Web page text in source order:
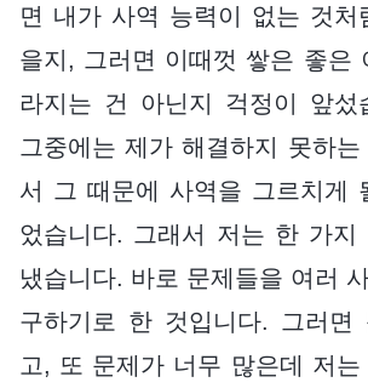
면 내가 사역 능력이 없는 것처
을지, 그러면 이때껏 쌓은 좋은
라지는 건 아닌지 걱정이 앞섰
그중에는 제가 해결하지 못하는
서 그 때문에 사역을 그르치게
었습니다. 그래서 저는 한 가지
냈습니다. 바로 문제들을 여러
구하기로 한 것입니다. 그러면
고, 또 문제가 너무 많은데 저는